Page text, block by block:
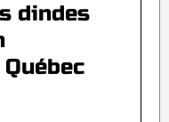
dindes